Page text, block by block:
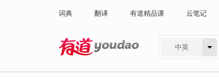
词典 翻译 有道精品课 云笔记
中英